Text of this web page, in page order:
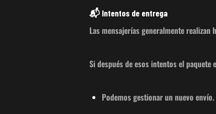
📬 Intentos de entrega
Las mensajerías generalmente realizan
Si después de esos intentos el
Podemos gestionar un nuevo envío.